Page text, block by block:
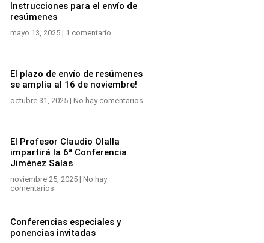
Instrucciones para el envío de
resúmenes
mayo 13, 2025 1 comentario
El plazo de envío de resúmenes
se amplia al 16 de noviembre!
octubre 31, 2025 No hay comentarios
El Profesor Claudio Olalla
impartirá la 6ª Conferencia
Jiménez Salas
noviembre 25, 2025
No hay
comentarios
Conferencias especiales y
ponencias invitadas